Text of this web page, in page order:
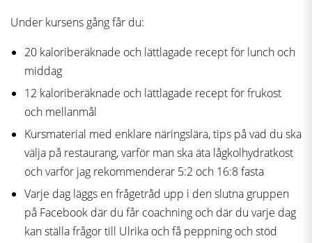
Under kursens gång får du:
20 kaloriberäknade och lättlagade recept för lunch och
middag
12 kaloriberäknade och lättlagade recept för frukost
och mellanmål
Kursmaterial med enklare näringslära, tips på vad du ska
välja på restaurang, varför man ska äta lågkolhydratkost
och varför jag rekommenderar 5:2 och 16:8 fasta
Varje dag läggs en frågetråd upp i den slutna gruppen
på Facebook där du får coachning och där du varje dag
kan ställa frågor till Ulrika och få peppning och stöd